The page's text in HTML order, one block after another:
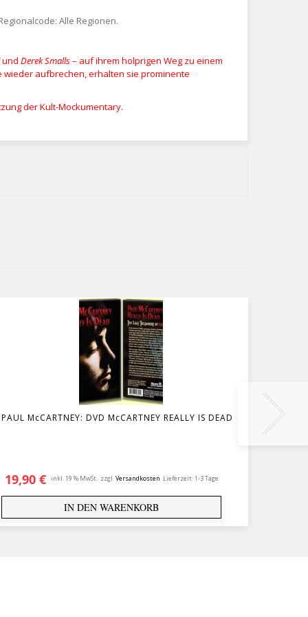
Alle Regionen.
und Derek Smalls– auf ihrem holprigen Weg zu einem
wieder aufbrechen, erhalten sie prominente
der Kult-Mockumentary.
PAUL McCARTNEY: DVD McCARTNEY REALLY IS DEAD
19,90 € inkl. 19 % MwSt. zzgl.Versandkosten Lieferzeit:1-3 Tage
IN DEN WARENKORB
über